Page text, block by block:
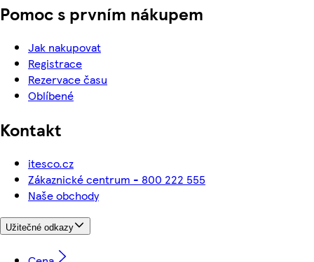
Pomoc s prvním nákupem
Jak nakupovat
Registrace
Rezervace času
Oblíbené
Kontakt
itesco.cz
Zákaznické centrum - 800 222 555
Naše obchody
Užitečné odkazy